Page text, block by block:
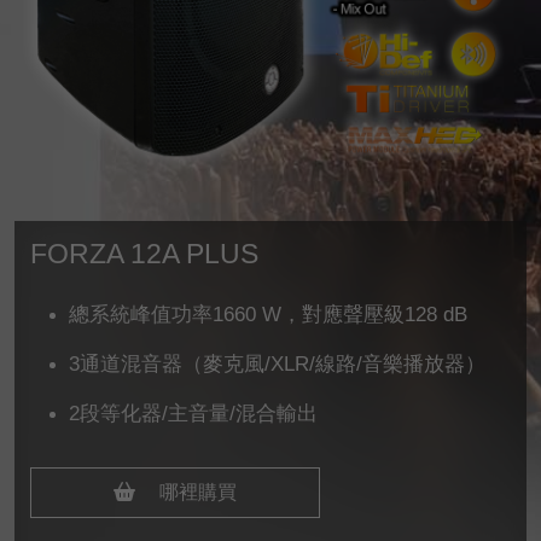
FORZA 12A PLUS
總系統峰值功率1660 W，對應聲壓級128 dB
3通道混音器（麥克風/XLR/線路/音樂播放器）
2段等化器/主音量/混合輸出
哪裡購買